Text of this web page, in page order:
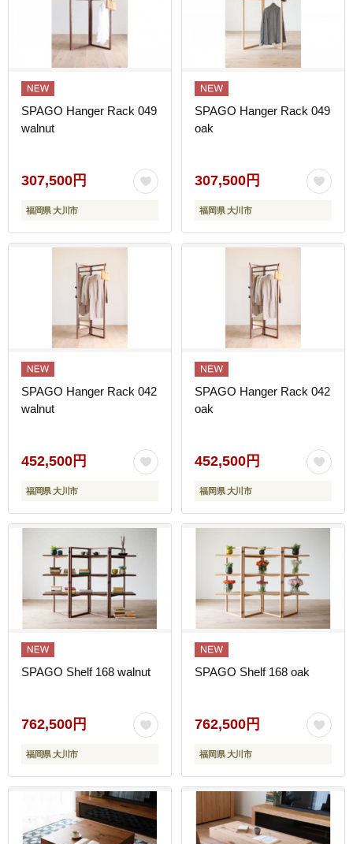
SPAGO Hanger Rack 049
walnut
307,500円
福岡県 大川市
SPAGO Hanger Rack 049
oak
307,500円
福岡県 大川市
SPAGO Hanger Rack 042
walnut
452,500円
福岡県 大川市
SPAGO Hanger Rack 042
oak
452,500円
福岡県 大川市
SPAGO Shelf 168 walnut
762,500円
福岡県 大川市
SPAGO Shelf 168 oak
762,500円
福岡県 大川市